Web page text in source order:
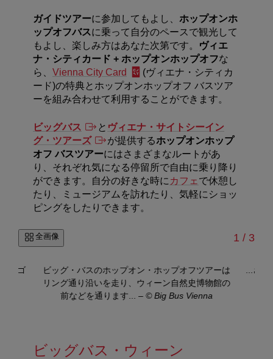
ガイドツアーに参加してもよし、 ホップオンホ
ップオフバスに乗って自分のペースで観光して
もよし、楽しみ方はあなた次第です。
ヴィエ
ナ・シティカード + ホップオンホップオフな
ら、 Vienna City Card
(ヴィエナ・シティカ
ード)の特典とホップオンホップオフ バスツア
ーを組み合わせて利用することができます。
ビッグバス と ヴィエナ・サイトシーイン
グ・ツアーズ
が提供するホップオンホップ
オフ バスツアーにはさまざまなルートがあ
り、それぞれ気になる停留所で自由に乗り降り
ができます。自分の好きな時に カフェ で休憩し
たり、ミュージアムを訪れたり、気軽にショッ
ピングをしたりできます。
全画像 1 // 3
テゴ
ビッグ・バスのホップオン・ホップオフツアーは
リング通り沿いを走り、ウィーン自然史博物館の
前などを通ります...
– © Big Bus Vienna
...さ
ビッグバス・ウィーン